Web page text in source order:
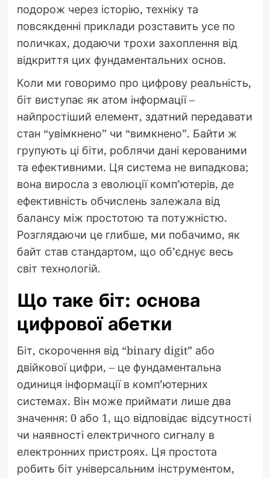
подорож через історію, техніку та
повсякденні приклади розставить усе по
поличках, додаючи трохи захоплення від
відкриття цих фундаментальних основ.
Коли ми говоримо про цифрову реальність,
біт виступає як атом інформації –
найпростіший елемент, здатний передавати
стан “увімкнено” чи “вимкнено”. Байти ж
групують ці біти, роблячи дані керованими
та ефективними. Ця система не випадкова;
вона виросла з еволюції комп’ютерів, де
ефективність обчислень залежала від
балансу між простотою та потужністю.
Розглядаючи це глибше, ми побачимо, як
байт став стандартом, що об’єднує весь
світ технологій.
Що таке біт: основа
цифрової абетки
Біт, скорочення від “binary digit” або
двійкової цифри, – це фундаментальна
одиниця інформації в комп’ютерних
системах. Він може приймати лише два
значення: 0 або 1, що відповідає відсутності
чи наявності електричного сигналу в
електронних пристроях. Ця простота
робить біт універсальним інструментом,